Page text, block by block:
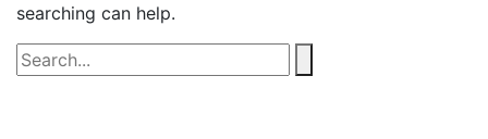
searching can help.